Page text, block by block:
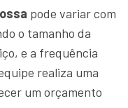
pode variar com
o tamanho da
e a frequência
realiza uma
um orçamento